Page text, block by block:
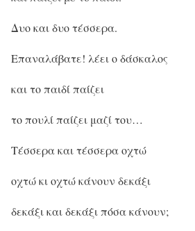
Δυο και δυο τέσσερα.
Επαναλάβατε! λέει ο δάσκαλος
και το παιδί παίζει
το πουλί παίζει μαζί του…
Τέσσερα και τέσσερα οχτώ
οχτώ κι οχτώ κάνουν δεκάξι
δεκάξι και δεκάξι πόσα κάνουν;